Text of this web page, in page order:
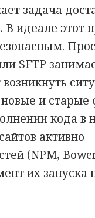
задача
идеале этот
SFTP
и старые
кода в
активно
(NPM,
их запуска